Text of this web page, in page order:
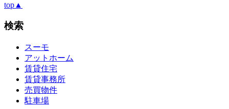
top▲
検索
スーモ
アットホーム
賃貸住宅
賃貸事務所
売買物件
駐車場